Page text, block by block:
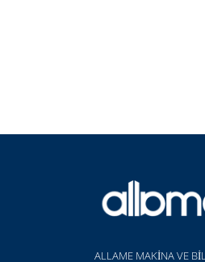
ALLAME MAKİNA VE